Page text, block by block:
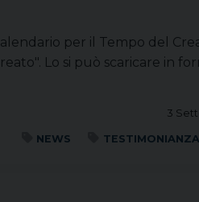
per il Tempo del
Lo si può scaricare in
3
NEWS